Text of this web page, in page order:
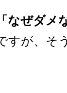
「なぜダメ
すが、そ